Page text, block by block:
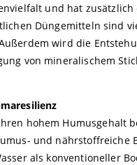
und hat
Düngemitteln sind
wird die
von mineralischem
hohem Humusgehalt
und nährstoffreiche
als konventioneller